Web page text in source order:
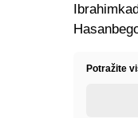
Potražite